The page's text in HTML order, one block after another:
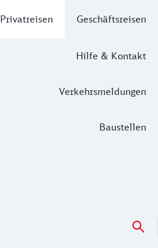
Privatreisen Geschäftsreisen
Hilfe & Kontakt
Verkehrsmeldungen
Baustellen